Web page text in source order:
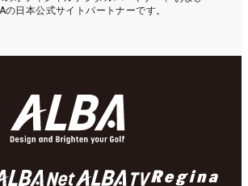
の日本公式サイトパートナーです。